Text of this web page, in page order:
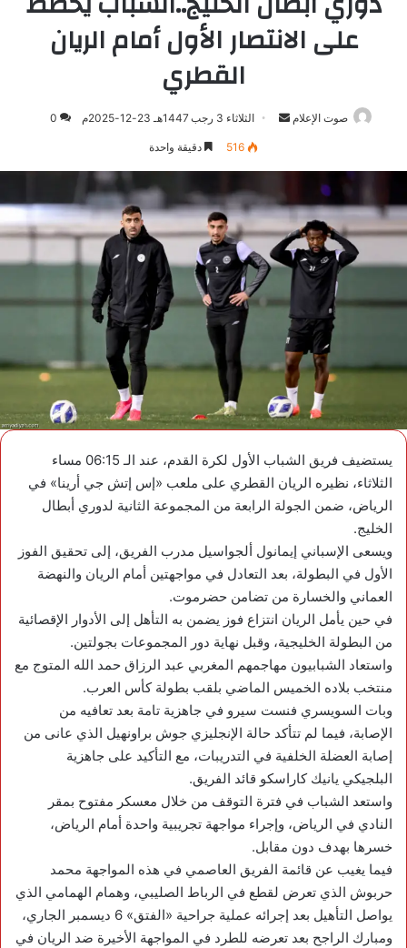
على الانتصار الأول أمام الريان
القطري
صوت الإعلام
أرسلالثلاثاء 3 رجب 1447هـ 23-12-2025م 0
516 دقيقة واحدة
يستضيف فريق الشباب الأول لكرة القدم، عند الـ 06:15 مساء
الثلاثاء، نظيره الريان القطري على ملعب «إس إتش جي أرينا» في
الرياض، ضمن الجولة الرابعة من المجموعة الثانية لدوري أبطال
الخليج.
ويسعى الإسباني إيمانول ألجواسيل مدرب الفريق، إلى تحقيق الفوز
الأول في البطولة، بعد التعادل في مواجهتين أمام الريان والنهضة
العماني والخسارة من تضامن حضرموت.
في حين يأمل الريان انتزاع فوز يضمن به التأهل إلى الأدوار الإقصائية
من البطولة الخليجية، وقبل نهاية دور المجموعات بجولتين.
واستعاد الشبابيون مهاجمهم المغربي عبد الرزاق حمد الله المتوج مع
منتخب بلاده الخميس الماضي بلقب بطولة كأس العرب.
وبات السويسري فنست سيرو في جاهزية تامة بعد تعافيه من
الإصابة، فيما لم تتأكد حالة الإنجليزي جوش براونهيل الذي عانى من
إصابة العضلة الخلفية في التدريبات، مع التأكيد على جاهزية
البلجيكي يانيك كاراسكو قائد الفريق.
واستعد الشباب في فترة التوقف من خلال معسكر مفتوح بمقر
النادي في الرياض، وإجراء مواجهة تجريبية واحدة أمام الرياض،
خسرها بهدف دون مقابل.
فيما يغيب عن قائمة الفريق العاصمي في هذه المواجهة محمد
حربوش الذي تعرض لقطع في الرباط الصليبي، وهمام الهمامي الذي
يواصل التأهيل بعد إجرائه عملية جراحية «الفتق» 6 ديسمبر الجاري،
ومبارك الراجح بعد تعرضه للطرد في المواجهة الأخيرة ضد الريان في